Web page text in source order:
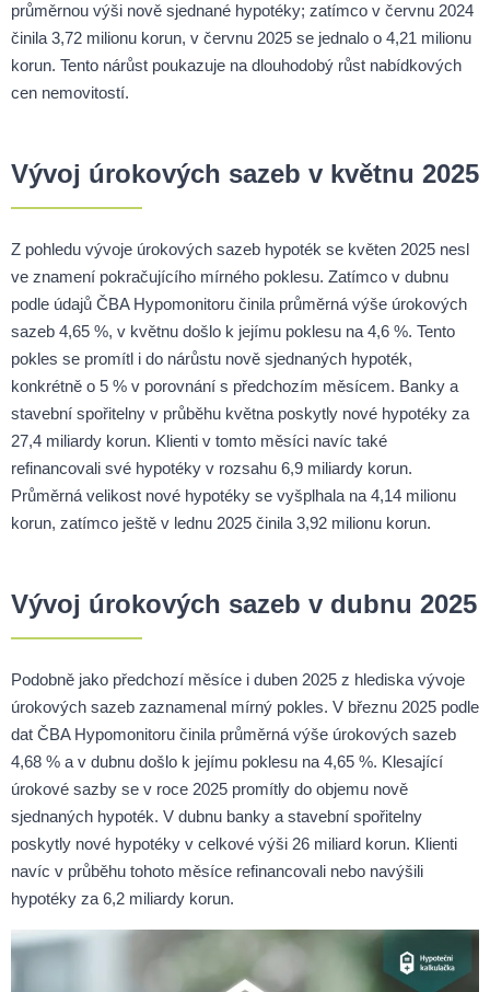
průměrnou výši nově sjednané hypotéky; zatímco v červnu 2024
činila 3,72 milionu korun, v červnu 2025 se jednalo o 4,21 milionu
korun. Tento nárůst poukazuje na dlouhodobý růst nabídkových
cen nemovitostí.
Vývoj úrokových sazeb v květnu 2025
Z pohledu vývoje úrokových sazeb hypoték se květen 2025 nesl
ve znamení pokračujícího mírného poklesu. Zatímco v dubnu
podle údajů ČBA Hypomonitoru činila průměrná výše úrokových
sazeb 4,65 %, v květnu došlo k jejímu poklesu na 4,6 %. Tento
pokles se promítl i do nárůstu nově sjednaných hypoték,
konkrétně o 5 % v porovnání s předchozím měsícem. Banky a
stavební spořitelny v průběhu května poskytly nové hypotéky za
27,4 miliardy korun. Klienti v tomto měsíci navíc také
refinancovali své hypotéky v rozsahu 6,9 miliardy korun.
Průměrná velikost nové hypotéky se vyšplhala na 4,14 milionu
korun, zatímco ještě v lednu 2025 činila 3,92 milionu korun.
Vývoj úrokových sazeb v dubnu 2025
Podobně jako předchozí měsíce i duben 2025 z hlediska vývoje
úrokových sazeb zaznamenal mírný pokles. V březnu 2025 podle
dat ČBA Hypomonitoru činila průměrná výše úrokových sazeb
4,68 % a v dubnu došlo k jejímu poklesu na 4,65 %. Klesající
úrokové sazby se v roce 2025 promítly do objemu nově
sjednaných hypoték. V dubnu banky a stavební spořitelny
poskytly nové hypotéky v celkové výši 26 miliard korun. Klienti
navíc v průběhu tohoto měsíce refinancovali nebo navýšili
hypotéky za 6,2 miliardy korun.